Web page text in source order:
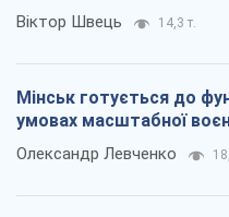
Віктор Швець 14,3 т.
Мінськ готується до
умовах масштабної
Олександр Левченко